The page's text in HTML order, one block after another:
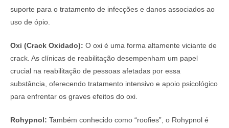
suporte para o tratamento de infecções e danos associados ao
uso de ópio.
Oxi (Crack Oxidado): O oxi é uma forma altamente viciante de
crack. As clínicas de reabilitação desempenham um papel
crucial na reabilitação de pessoas afetadas por essa
substância, oferecendo tratamento intensivo e apoio psicológico
para enfrentar os graves efeitos do oxi.
Rohypnol: Também conhecido como “roofies”, o Rohypnol é